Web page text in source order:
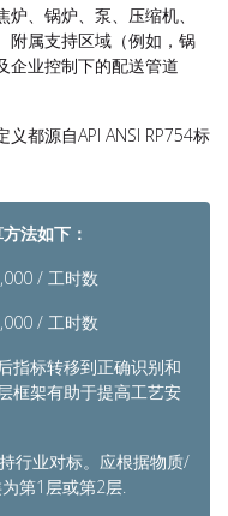
、锅炉、泵、压缩机、
附属支持区域（例如，锅
企业控制下的配送管道
都源自API ANSI RP754标
法如下：
/ 工时数
/ 工时数
指标转移到正确识别和
框架有助于提高工艺安
行业对标。应根据物质/
第1层或第2层.